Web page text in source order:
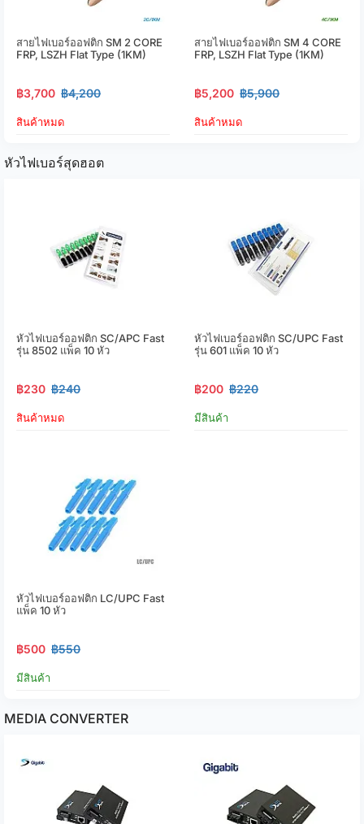
สายไฟเบอร์ออฟติก SM 2 CORE
FRP, LSZH Flat Type (1KM)
฿3,700 ฿4,200
สินค้าหมด
สายไฟเบอร์ออฟติก SM 4 CORE
FRP, LSZH Flat Type (1KM)
฿5,200 ฿5,900
สินค้าหมด
หัวไฟเบอร์สุดฮอต
หัวไฟเบอร์ออฟติก SC/APC Fast
รุ่น 8502 แพ็ค 10 หัว
฿230 ฿240
สินค้าหมด
หัวไฟเบอร์ออฟติก SC/UPC Fast
รุ่น 601 แพ็ค 10 หัว
฿200 ฿220
มีสินค้า
หัวไฟเบอร์ออฟติก LC/UPC Fast
แพ็ค 10 หัว
฿500 ฿550
มีสินค้า
MEDIA CONVERTER